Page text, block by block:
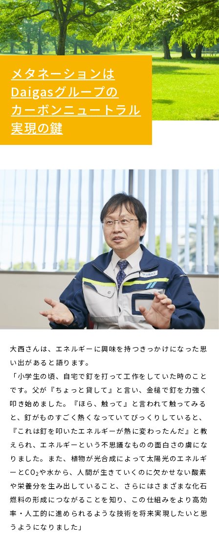
メタネーションは
Daigasグループの
カーボンニュートラル
実現の鍵
大西さんは、エネルギーに興味を持つきっかけになった思
い出があると語ります。
「小学生の頃、自宅で釘を打って工作をしていた時のこと
です。父が『ちょっと貸して』と言い、金槌で釘を力強く
叩き始めました。『ほら、触って』と言われて触ってみる
と、釘がものすごく熱くなっていてびっくりしていると、
『これは釘を叩いたエネルギーが熱に変わったんだ』と教
えられ、エネルギーという不思議なものの面白さの虜にな
りました。また、植物が光合成によって太陽光のエネルギ
ーとCO2や水から、人間が生きていくのに欠かせない酸素
や栄養分を生み出していること、さらにはさまざまな化石
燃料の形成につながることを知り、この仕組みをより高効
率・人工的に進められるような技術を将来実現したいと思
うようになりました」